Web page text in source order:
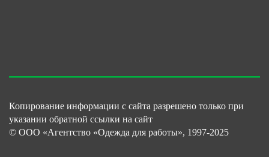
Копирование информации с сайта разрешено только при
указании обратной ссылки на сайт
© ООО «Агентство «Одежда для работы», 1997-2025